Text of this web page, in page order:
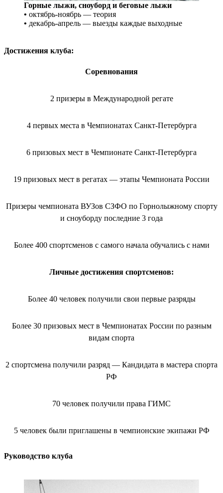
Горные лыжи, сноуборд и беговые лыжи
• октябрь-ноябрь — теория
• декабрь-апрель — выезды каждые выходные
Достижения клуба:
Соревнования
2 призеры в Международной регате
4 первых места в Чемпионатах Санкт-Петербурга
6 призовых мест в Чемпионате Санкт-Петербурга
19 призовых мест в регатах — этапы Чемпионата России
Призеры чемпионата ВУЗов СЗФО по Горнолыжному спорту
и сноуборду последние 3 года
Более 400 спортсменов с самого начала обучались с нами
Личные достижения спортсменов:
Более 40 человек получили свои первые разряды
Более 30 призовых мест в Чемпионатах России по разным
видам спорта
2 спортсмена получили разряд — Кандидата в мастера спорта
РФ
70 человек получили права ГИМС
5 человек были приглашены в чемпионские экипажи РФ
Руководство клуба